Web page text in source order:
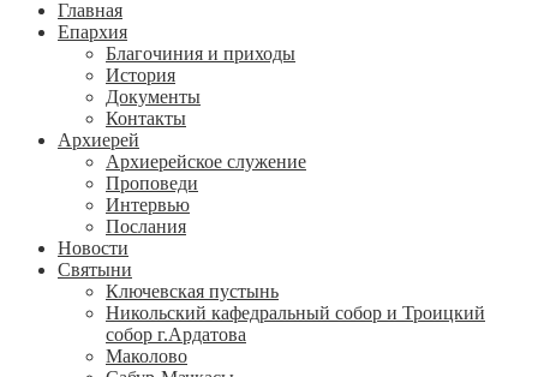
Главная
Епархия
Благочиния и приходы
История
Документы
Контакты
Архиерей
Архиерейское служение
Проповеди
Интервью
Послания
Новости
Святыни
Ключевская пустынь
Никольский кафедральный собор и Троицкий
собор г.Ардатова
Маколово